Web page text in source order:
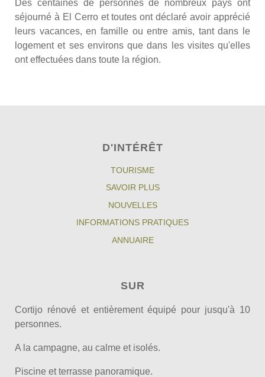
Des centaines de personnes de nombreux pays ont
séjourné à El Cerro et toutes ont déclaré avoir apprécié
leurs vacances, en famille ou entre amis, tant dans le
logement et ses environs que dans les visites qu'elles
ont effectuées dans toute la région.
D'INTÉRÊT
TOURISME
SAVOIR PLUS
NOUVELLES
INFORMATIONS PRATIQUES
ANNUAIRE
SUR
Cortijo rénové et entièrement équipé pour jusqu'à 10
personnes.
A la campagne, au calme et isolés.
Piscine et terrasse panoramique.